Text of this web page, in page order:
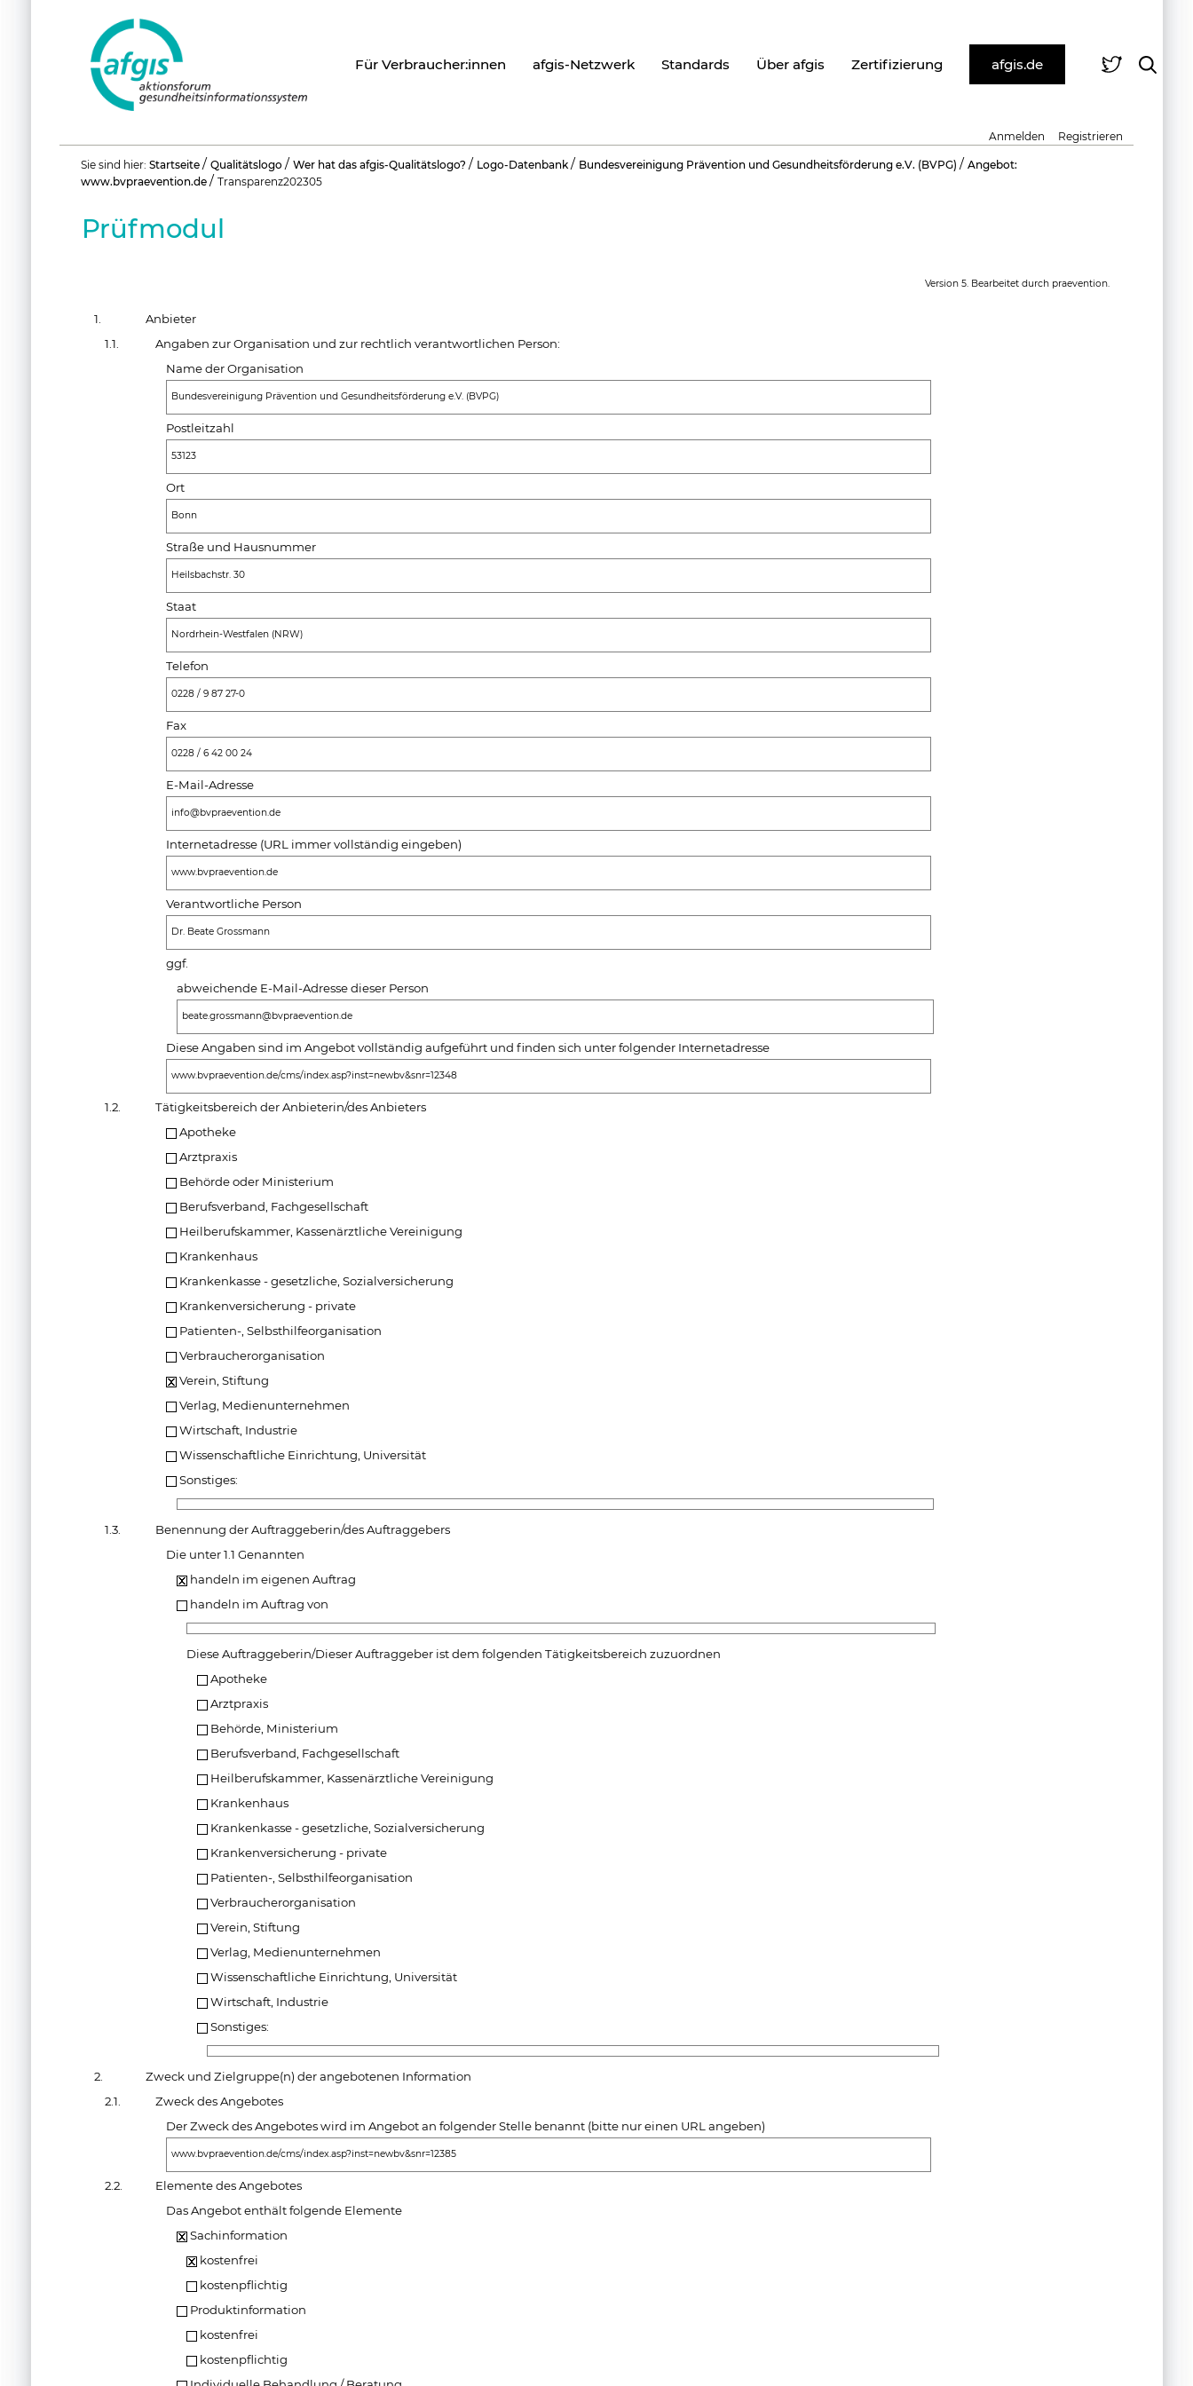
Für Verbraucher:innen afgis-Netzwerk Standards Über afgis Zertifizierung afgis.de
Benutzerspezifische
Werkzeuge
Anmelden Registrieren
Sie sind hier: Startseite / Qualitätslogo / Wer hat das afgis-Qualitätslogo? / Logo-Datenbank / Bundesvereinigung Prävention und Gesundheitsförderung e.V. (BVPG) / Angebot:
www.bvpraevention.de / Transparenz202305
Prüfmodul
Version 5. Bearbeitet durch praevention.
1.
Anbieter
1.1.
Angaben zur Organisation und zur rechtlich verantwortlichen Person:
Name der Organisation
Bundesvereinigung Prävention und Gesundheitsförderung e.V. (BVPG)
Postleitzahl
53123
Ort
Bonn
Straße und Hausnummer
Heilsbachstr. 30
Staat
Nordrhein-Westfalen (NRW)
Telefon
0228 / 9 87 27-0
Fax
0228 / 6 42 00 24
E-Mail-Adresse
info@bvpraevention.de
Internetadresse (URL immer vollständig eingeben)
www.bvpraevention.de
Verantwortliche Person
Dr. Beate Grossmann
ggf.
abweichende E-Mail-Adresse dieser Person
beate.grossmann@bvpraevention.de
Diese Angaben sind im Angebot vollständig aufgeführt und finden sich unter folgender Internetadresse
www.bvpraevention.de/cms/index.asp?inst=newbv&snr=12348
1.2.
Tätigkeitsbereich der Anbieterin/des Anbieters
Apotheke
Arztpraxis
Behörde oder Ministerium
Berufsverband, Fachgesellschaft
Heilberufskammer, Kassenärztliche Vereinigung
Krankenhaus
Krankenkasse - gesetzliche, Sozialversicherung
Krankenversicherung - private
Patienten-, Selbsthilfeorganisation
Verbraucherorganisation
Verein, Stiftung
Verlag, Medienunternehmen
Wirtschaft, Industrie
Wissenschaftliche Einrichtung, Universität
Sonstiges:
1.3.
Benennung der Auftraggeberin/des Auftraggebers
Die unter 1.1 Genannten
handeln im eigenen Auftrag
handeln im Auftrag von
Diese Auftraggeberin/Dieser Auftraggeber ist dem folgenden Tätigkeitsbereich zuzuordnen
Apotheke
Arztpraxis
Behörde, Ministerium
Berufsverband, Fachgesellschaft
Heilberufskammer, Kassenärztliche Vereinigung
Krankenhaus
Krankenkasse - gesetzliche, Sozialversicherung
Krankenversicherung - private
Patienten-, Selbsthilfeorganisation
Verbraucherorganisation
Verein, Stiftung
Verlag, Medienunternehmen
Wissenschaftliche Einrichtung, Universität
Wirtschaft, Industrie
Sonstiges:
2.
Zweck und Zielgruppe(n) der angebotenen Information
2.1.
Zweck des Angebotes
Der Zweck des Angebotes wird im Angebot an folgender Stelle benannt (bitte nur einen URL angeben)
www.bvpraevention.de/cms/index.asp?inst=newbv&snr=12385
2.2.
Elemente des Angebotes
Das Angebot enthält folgende Elemente
Sachinformation
kostenfrei
kostenpflichtig
Produktinformation
kostenfrei
kostenpflichtig